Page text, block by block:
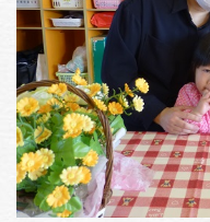
Tel.
月
土